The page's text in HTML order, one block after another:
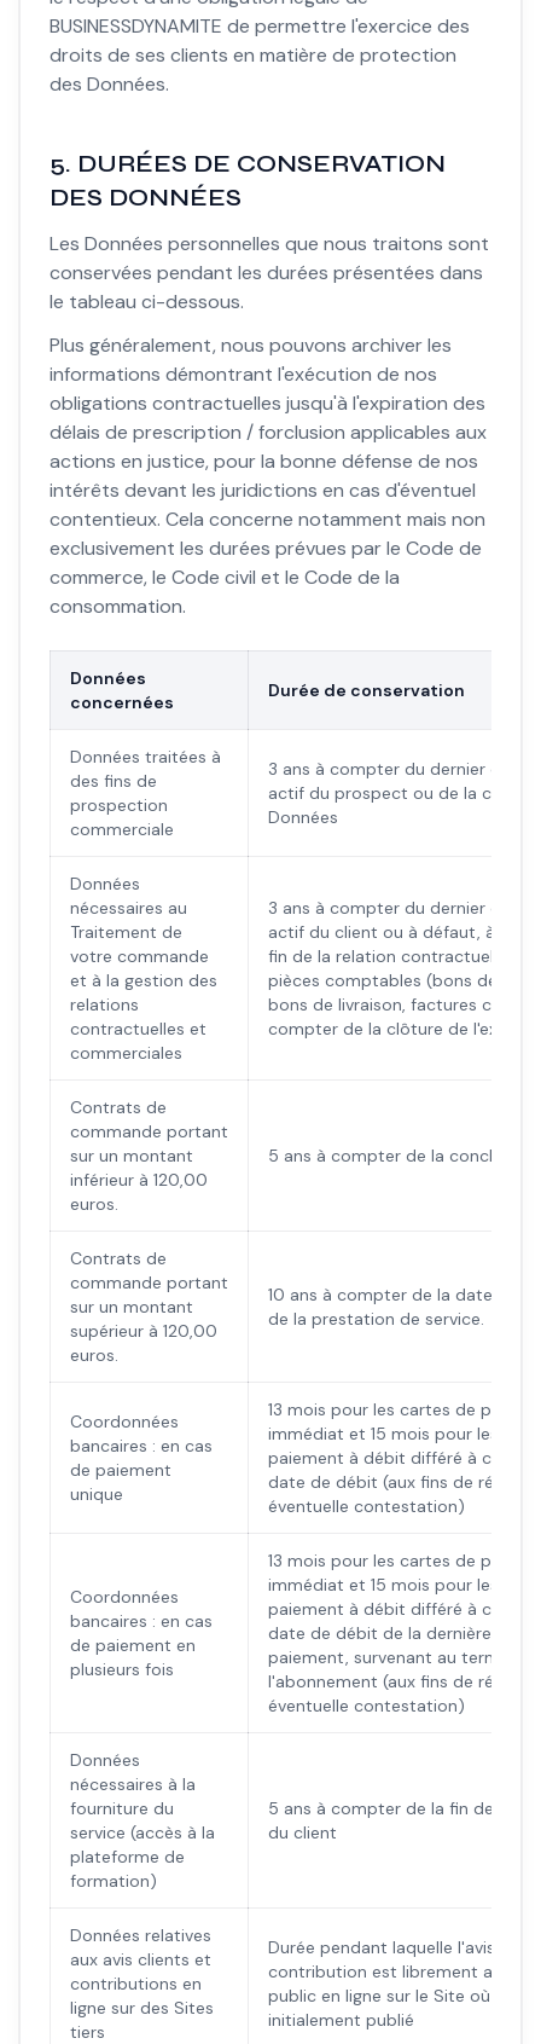
BUSINESSDYNAMITE de permettre l'exercice des
droits de ses clients en matière de protection
des Données.
5. DURÉES DE CONSERVATION
DES DONNÉES
Les Données personnelles que nous traitons sont
conservées pendant les durées présentées dans
le tableau ci-dessous.
Plus généralement, nous pouvons archiver les
informations démontrant l'exécution de nos
obligations contractuelles jusqu'à l'expiration des
délais de prescription / forclusion applicables aux
actions en justice, pour la bonne défense de nos
intérêts devant les juridictions en cas d'éventuel
contentieux. Cela concerne notamment mais non
exclusivement les durées prévues par le Code de
commerce, le Code civil et le Code de la
consommation.
Données
concernées
Durée de conservation
Données traitées à
des fins de
prospection
commerciale
3 ans à compter du dernier
actif du prospect ou de la
Données
Données
nécessaires au
Traitement de
votre commande
et à la gestion des
relations
contractuelles et
commerciales
3 ans à compter du dernier
actif du client ou à défaut, à
fin de la relation contractuelle.
pièces comptables (bons de
bons de livraison, factures client)
compter de la clôture de
Contrats de
commande portant
sur un montant
inférieur à 120,00
euros.
5 ans à compter de la
Contrats de
commande portant
sur un montant
supérieur à 120,00
euros.
10 ans à compter de la date de la
de la prestation de service.
Coordonnées
bancaires : en cas
de paiement
unique
13 mois pour les cartes de
immédiat et 15 mois pour les
paiement à débit différé à
date de débit (aux fins de
éventuelle contestation)
Coordonnées
bancaires : en cas
de paiement en
plusieurs fois
13 mois pour les cartes de
immédiat et 15 mois pour les
paiement à débit différé à
date de débit de la dernière
paiement, survenant au terme de
l'abonnement (aux fins de
éventuelle contestation)
Données
nécessaires à la
fourniture du
service (accès à la
plateforme de
formation)
5 ans à compter de la fin de
du client
Données relatives
aux avis clients et
contributions en
ligne sur des Sites
tiers
Durée pendant laquelle l'avis ou la
contribution est librement
public en ligne sur le Site où il a
initialement publié